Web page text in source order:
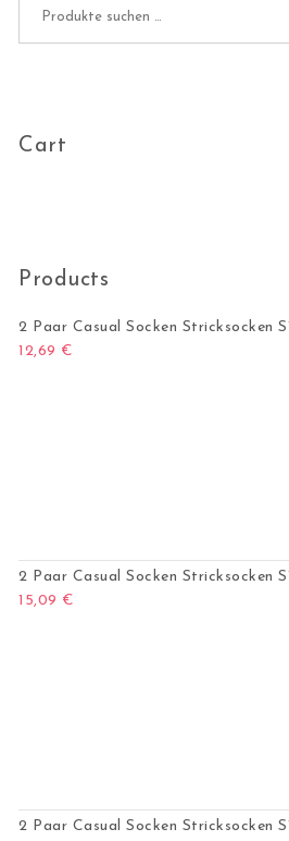
Cart
Products
2 Paar Casual Socken Stricksocken
12,69 €
2 Paar Casual Socken Stricksocken
15,09 €
2 Paar Casual Socken Stricksocken